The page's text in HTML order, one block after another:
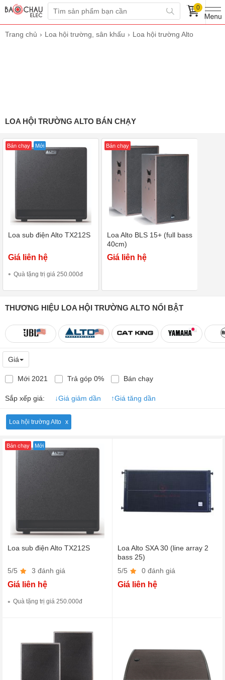
0
Trang chủ Loa hội trường, sân khấu Loa hội trường Alto
LOA HỘI TRƯỜNG ALTO BÁN CHẠY
Loa sub điện Alto TX212S
Giá liên hệ
Quà tặng trị giá 250.000đ
Bán chạy Mới
Loa Alto BLS 15+ (full bass
40cm)
Giá liên hệ
Bán chạy
THƯƠNG HIỆU LOA HỘI TRƯỜNG ALTO NỔI BẬT
Giá
Mới 2021 Trả góp 0% Bán chạy
Sắp xếp giá: ↓Giá giảm dần ↑Giá tăng dần
Loa hội trường Alto
Loa sub điện Alto TX212S
5/5 3 đánh giá
Giá liên hệ
Quà tặng trị giá 250.000đ
Bán chạy Mới
Loa Alto SXA 30 (line array 2
bass 25)
5/5
0 đánh giá
Giá liên hệ